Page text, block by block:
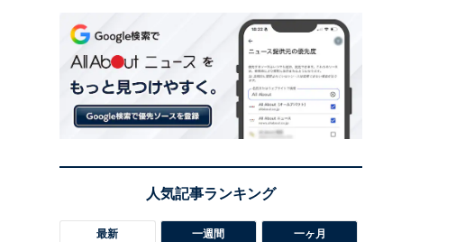
最新 一週間 一ヶ月